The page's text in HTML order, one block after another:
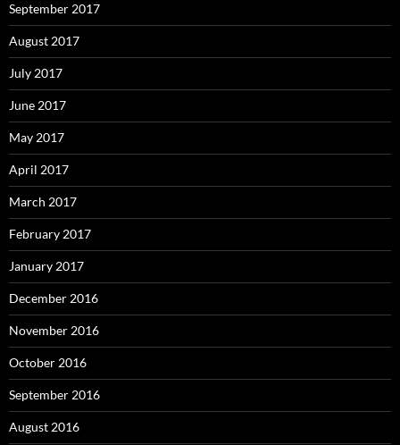
September 2017
August 2017
July 2017
June 2017
May 2017
April 2017
March 2017
February 2017
January 2017
December 2016
November 2016
October 2016
September 2016
August 2016